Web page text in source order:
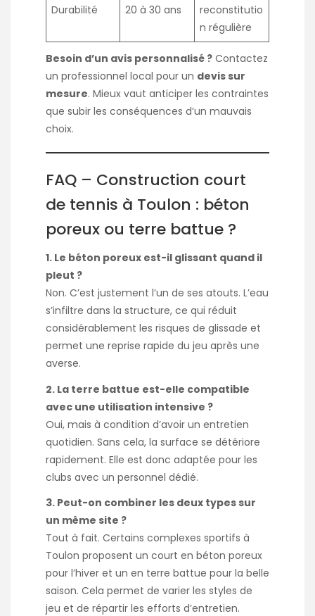
Durabilité 20 à 30 ans
reconstitutio
n régulière
Besoin d’un avis personnalisé ? Contactez
un professionnel local pour un devis sur
mesure. Mieux vaut anticiper les contraintes
que subir les conséquences d’un mauvais
choix.
FAQ – Construction court
de tennis à Toulon : béton
poreux ou terre battue ?
1. Le béton poreux est-il glissant quand il
pleut ?
Non. C’est justement l’un de ses atouts. L’eau
s’infiltre dans la structure, ce qui réduit
considérablement les risques de glissade et
permet une reprise rapide du jeu après une
averse.
2. La terre battue est-elle compatible
avec une utilisation intensive ?
Oui, mais à condition d’avoir un entretien
quotidien. Sans cela, la surface se détériore
rapidement. Elle est donc adaptée pour les
clubs avec un personnel dédié.
3. Peut-on combiner les deux types sur
un même site ?
Tout à fait. Certains complexes sportifs à
Toulon proposent un court en béton poreux
pour l’hiver et un en terre battue pour la belle
saison. Cela permet de varier les styles de
jeu et de répartir les efforts d’entretien.